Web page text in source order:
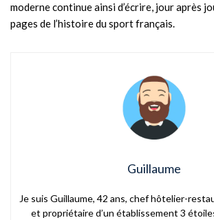
moderne continue ainsi d’écrire, jour après
pages de l’histoire du sport français.
Guillaume
Je suis Guillaume, 42 ans, chef hôtelier-
et propriétaire d’un établissement 3